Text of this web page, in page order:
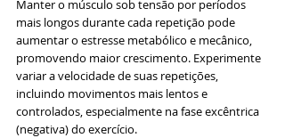
Manter o músculo sob tensão por períodos
mais longos durante cada repetição pode
aumentar o estresse metabólico e mecânico,
promovendo maior crescimento. Experimente
variar a velocidade de suas repetições,
incluindo movimentos mais lentos e
controlados, especialmente na fase excêntrica
(negativa) do exercício.